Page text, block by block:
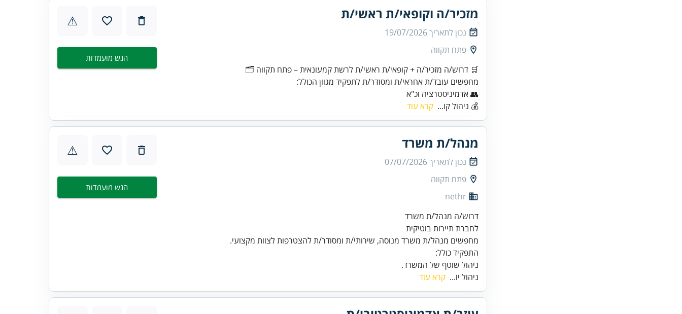
מזכיר/ה וקופאי/ת ראשי/ת
נכון לתאריך19/07/2026
פתח תקווה
🛒 דרוש/ה מזכיר/ה + קופאי/ת ראשי/ת לרשת קמעונאית – פתח תקווה 🗂️
מחפשים עובד/ת אחראי/ת ומסודר/ת לתפקיד מגוון הכולל:
👥 אדמיניסטרציה וכ"א
💰 ניהול קו... קרא עוד
⚠
הגש מועמדות
מנהל/ת משרד
נכון לתאריך07/07/2026
פתח תקווה
nethr
מחפשים מנהל/ת משרד מנוסה, שירותי/ת ומסודר/ת להצטרפות לצוות מקצועי.
ניהול שוטף של המשרד.
ניהול יו... קרא עוד
⚠
הגש מועמדות